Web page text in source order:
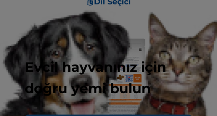
Evcil hayvanınız için
doğru yemi bulun